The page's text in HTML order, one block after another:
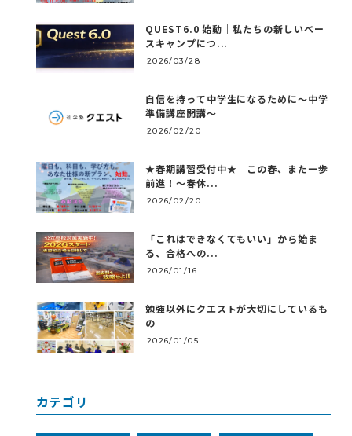
QUEST6.0 始動｜私たちの新しいベー
スキャンプにつ...
2026/03/28
自信を持って中学生になるために～中学
準備講座開講～
2026/02/20
★春期講習受付中★ この春、また一歩
前進！～春休...
2026/02/20
「これはできなくてもいい」から始ま
る、合格への...
2026/01/16
勉強以外にクエストが大切にしているも
の
2026/01/05
カテゴリ